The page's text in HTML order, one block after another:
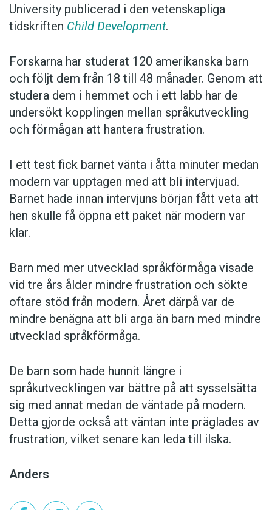
University publicerad i den vetenskapliga
tidskriften Child Development.
Forskarna har studerat 120 amerikanska barn
och följt dem från 18 till 48 månader. Genom att
studera dem i hemmet och i ett labb har de
undersökt kopplingen mellan språkutveckling
och förmågan att hantera frustration.
I ett test fick barnet vänta i åtta minuter medan
modern var upptagen med att bli intervjuad.
Barnet hade innan intervjuns början fått veta att
hen skulle få öppna ett paket när modern var
klar.
Barn med mer utvecklad språkförmåga visade
vid tre års ålder mindre frustration och sökte
oftare stöd från modern. Året därpå var de
mindre benägna att bli arga än barn med mindre
utvecklad språkförmåga.
De barn som hade hunnit längre i
språkutvecklingen var bättre på att sysselsätta
sig med annat medan de väntade på modern.
Detta gjorde också att väntan inte präglades av
frustration, vilket senare kan leda till ilska.
Anders